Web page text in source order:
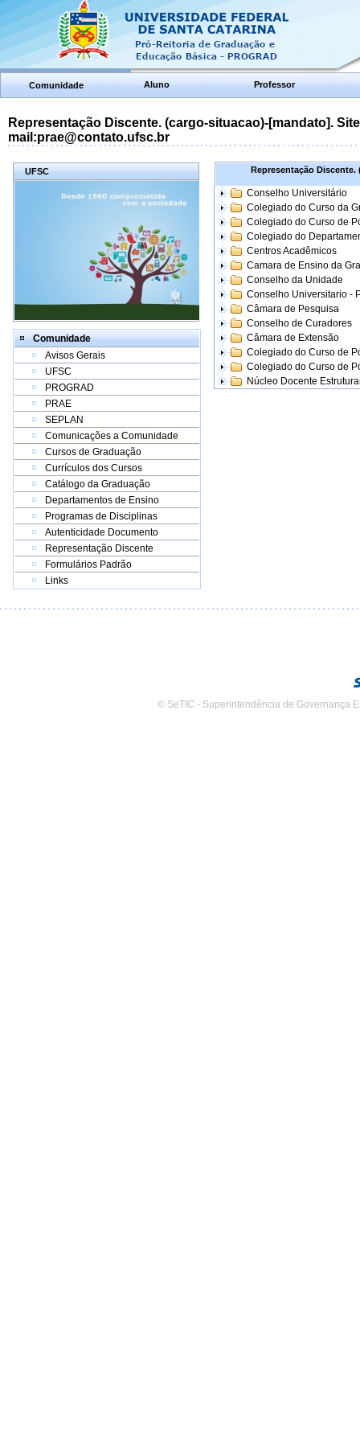
Comunidade Aluno Professor
Representação Discente. (cargo-situacao)-[mandato].
mail:prae@contato.ufsc.br
UFSC
Comunidade
Avisos Gerais
UFSC
PROGRAD
PRAE
SEPLAN
Comunicações a Comunidade
Cursos de Graduação
Currículos dos Cursos
Catálogo da Graduação
Departamentos de Ensino
Programas de Disciplinas
Autenticidade Documento
Representação Discente
Formulários Padrão
Links
Representação Discente.
Conselho Universitário
Colegiado do Curso da
Colegiado do Curso de
Colegiado do
Centros Acadêmicos
Camara de Ensino da
Conselho da Unidade
Conselho Universitario -
Câmara de Pesquisa
Conselho de Curadores
Câmara de Extensão
Colegiado do Curso de
Colegiado do Curso de
Núcleo Docente
© SeTIC - Superintendência de Governança